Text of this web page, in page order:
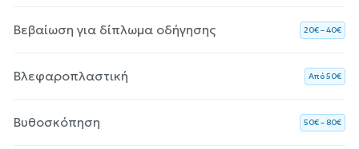
Βεβαίωση για δίπλωμα οδήγησης 20€ – 40€
Βλεφαροπλαστική Aπό 50€
Βυθοσκόπηση 50€ – 80€